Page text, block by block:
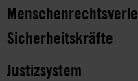
Sicherheitskräfte
Justizsystem